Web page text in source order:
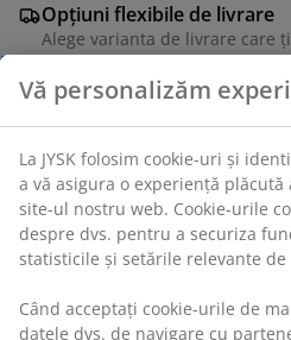
Opțiuni flexibile de livrare
Alege varianta de livrare care
bine
Scaun de dining cu șezut
de piele maro închis. Picioare
Lemnul este lăcuit pentru
Unitate de stoc: 3648460
Instrucțiuni de asamblare
Vă personalizăm
La JYSK folosim cookie-uri și
nostru web. Cookie-urile
pentru a securiza